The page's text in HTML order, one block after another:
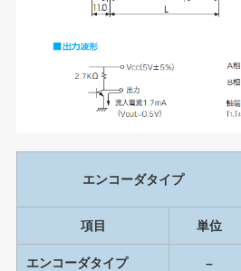
エンコーダタイプ
項目 単位
エンコーダタイプ –